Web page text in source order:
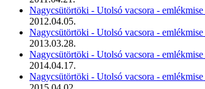
Nagycsütörtöki - Utolsó vacsora - emlékmise
2012.04.05.
Nagycsütörtöki - Utolsó vacsora - emlékmise
2013.03.28.
Nagycsütörtöki - Utolsó vacsora - emlékmise
2014.04.17.
Nagycsütörtöki - Utolsó vacsora - emlékmise